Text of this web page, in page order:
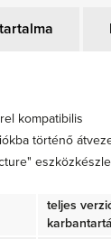
kompatibilis
történő
teljes